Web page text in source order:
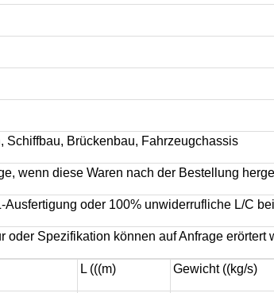
Schiffbau, Brückenbau, Fahrzeugchassis
wenn diese Waren nach der Bestellung
oder 100% unwiderrufliche L/C
Spezifikation können auf Anfrage erörtert
L (((m) Gewicht ((kg/s)